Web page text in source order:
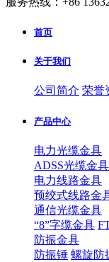
首页
关于我们
公司简介 荣誉
产品中心
电力光缆金具
ADSS光缆金具
电力线路金具
预绞式线路金
通信光缆金具
“8”字缆金具
防振金具
防振锤 螺旋防